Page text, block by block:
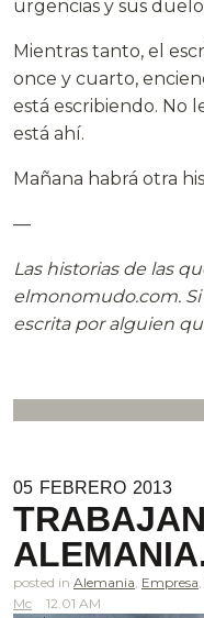
urgencias y sus
Mientras tanto, el
once y cuarto,
está escribiendo. No
está ahí.
Mañana habrá otra
—
Las historias de las
elmonomudo.com.
escrita por alguien
05 FEBRERO 2013
posted in Alemania Empresa
Mc
12.01 AM